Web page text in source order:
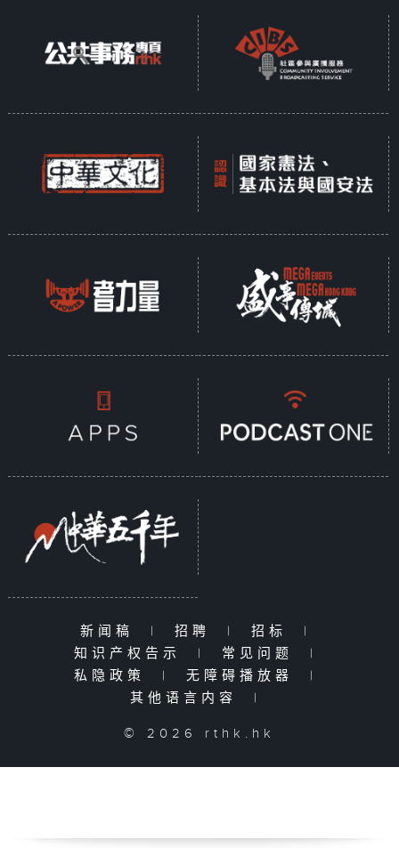
新闻稿 | 招聘 | 招标
|
知识产权告示
| 常见问题
|
私隐政策
| 无障碍播放器
|
其他语言内容
|
© 2026 rthk.hk